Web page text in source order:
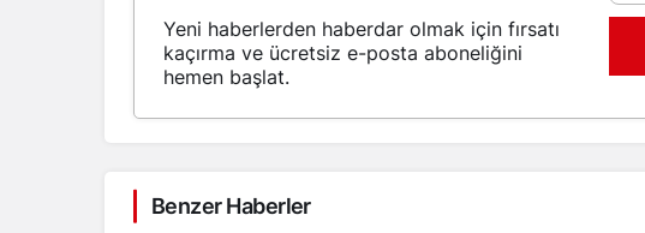
Yeni haberlerden haberdar olmak için fırsatı
kaçırma ve ücretsiz e-posta aboneliğini
hemen başlat.
Benzer Haberler